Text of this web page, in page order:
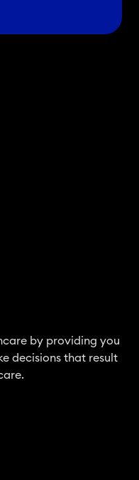
by providing you
decisions that result